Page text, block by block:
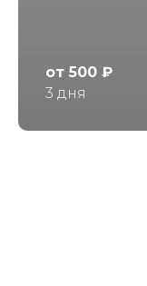
от 500 ₽
3 дня